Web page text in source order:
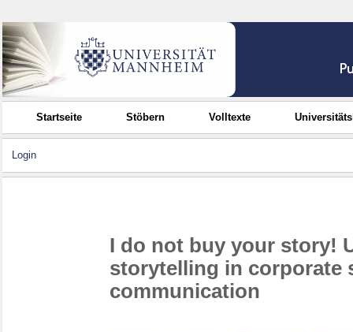
Startseite Stöbern Volltexte
Login
I do not buy your story!
storytelling in corporate
communication